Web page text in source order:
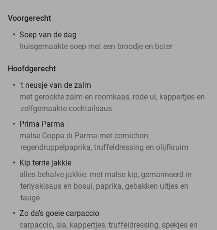
Voorgerecht
Soep van de dag
huisgemaakte soep met een broodje en boter
Hoofdgerecht
't neusje van de zalm
met gerookte zalm en roomkaas, rode ui, kappertjes en
zelfgemaakte cocktailsaus
Prima Parma
malse Coppa di Parma met cornichon,
regendruppelpaprika, truffeldressing en olijfkruim
Kip terrie jakkie
alles behalve jakkie: met malse kip, gemarineerd in
teriyakisaus en bosui, paprika, gebakken uitjes en
taugé
Zo da's goeie carpaccio
carpaccio, sla, kappertjes, truffeldressing, spekjes en